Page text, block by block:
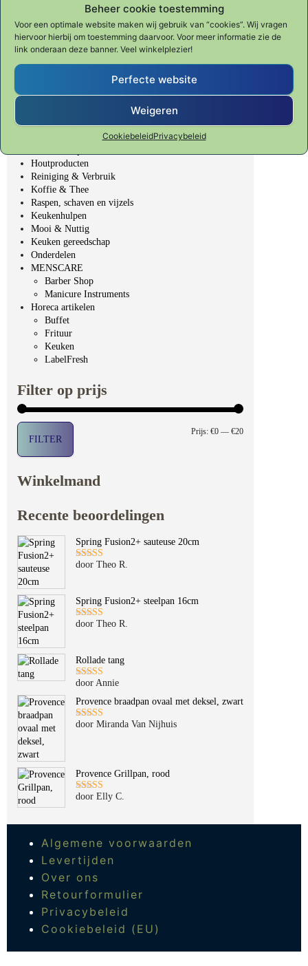
Beheer cookie toestemming
Voor een optimale website maken wij gebruik van “cookies”. Wij vragen
hiervoor hierbij om toestemming daarvoor. Voor meer informatie zie de
link onderaan deze banner. Veel winkelplezier!
Perfecte website
Weigeren
CookiebeleidPrivacybeleid
Professioneel gereedschap
Koksmessen
Slijpen & onderhoud
KYOTO "Forged in fire"
Fondue, BBQ & Gourmet
Veggie Fit
Bakken & Patisserie
Bar, Wijn & Noten
Houtproducten
Reiniging & Verbruik
Koffie & Thee
Raspen, schaven en vijzels
Keukenhulpen
Mooi & Nuttig
Keuken gereedschap
Onderdelen
MENSCARE
Barber Shop
Manicure Instruments
Horeca artikelen
Buffet
Frituur
Keuken
LabelFresh
Filter op prijs
Min. prijs
Max. prijs
FILTER
Prijs: €0 — €20
Winkelmand
Recente beoordelingen
Spring Fusion2+ sauteuse 20cm
Gewaardeerd
door Theo R.
Spring Fusion2+ steelpan 16cm
Gewaardeerd
door Theo R.
Rollade tang
Gewaardeerd
door Annie
Provence braadpan ovaal met deksel, zwart
Gewaardeerd
door Miranda Van Nijhuis
Provence Grillpan, rood
Gewaardeerd
door Elly C.
Algemene voorwaarden
Levertijden
Over ons
Retourformulier
Privacybeleid
Cookiebeleid (EU)